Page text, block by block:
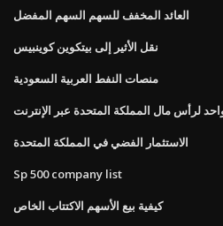
العائد المخفف للسهم السهم المفضل
نقل الأثير إلى بيتكوين كوينبيس
منصات النفط العربية السعودية
لرأس مال المملكة المتحدة عبر الإنترنت
الاستثمار الفضي في المملكة المتحدة
Sp 500 company list
كيفية بيع الأسهم الاكتتاب الخاص